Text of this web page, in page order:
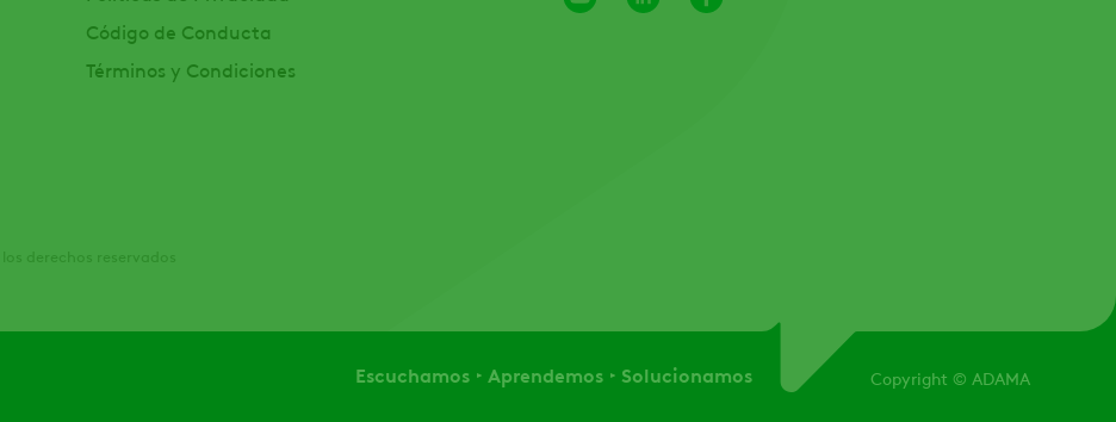
Código de Conducta
Términos y Condiciones
Channel
Escuchamos Aprendemos Solucionamos Copyright © ADAMA